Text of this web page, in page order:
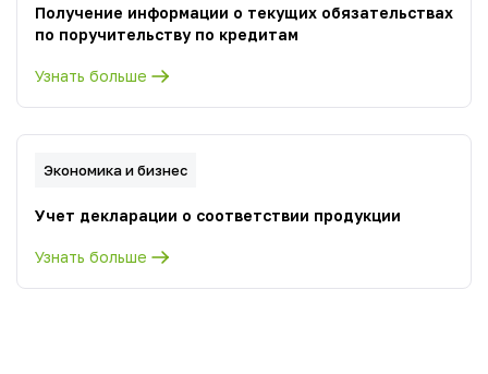
Получение информации о текущих обязательствах
по поручительству по кредитам
Узнать больше
Экономика и бизнес
Учет декларации о соответствии продукции
Узнать больше